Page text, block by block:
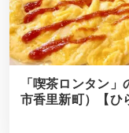
「喫茶ロンタン
市香里新町）【ひ